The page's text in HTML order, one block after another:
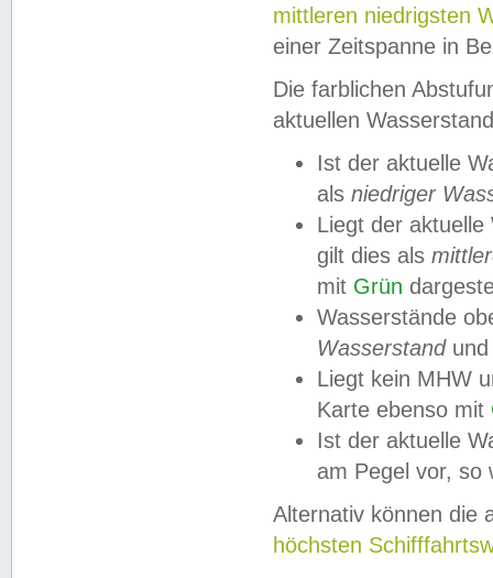
mittleren niedrigsten
einer Zeitspanne in
Die farblichen
aktuellen
Ist der aktuelle
als niedriger
Liegt der
gilt dies als
mit Grün
Wasserstände
Wasserstandund
Liegt kein MHW
Karte ebenso mit
Ist der aktuelle
am Pegel vor,
Alternativ können die
höchsten